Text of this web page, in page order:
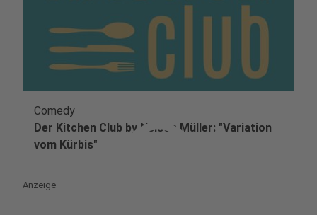
play_circle
Comedy
Der Kitchen Club by Nelson Müller: "Variation
vom Kürbis"
Anzeige